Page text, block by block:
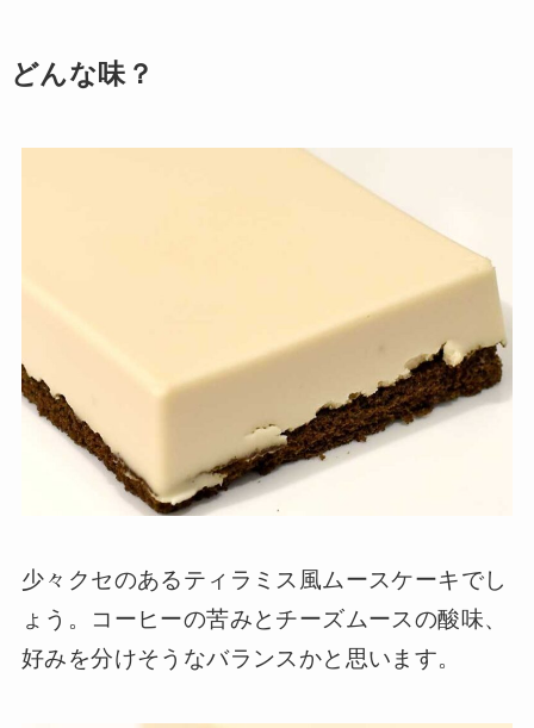
どんな味？
少々クセのあるティラミス風ムースケーキでし
ょう。コーヒーの苦みとチーズムースの酸味、
好みを分けそうなバランスかと思います。